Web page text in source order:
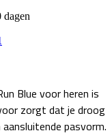
dagen
Blue voor heren is
zorgt dat je droog
pasvorm.